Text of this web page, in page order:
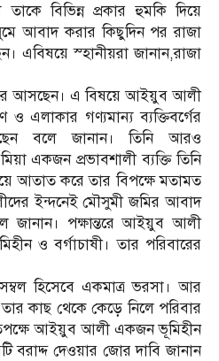
বিভিন্ন প্রকার হুমকি দিয়ে
আবাদ করার কিছুদিন পর রাজা
এবিষয়ে স্হানীয়রা জানান,রাজা
আসছেন। এ বিষয়ে আইয়ুব আলী
এলাকার গণ্যমান্য ব্যক্তিবর্গের
বলে জানান। তিনি আরও
একজন প্রভাবশালী ব্যক্তি তিনি
আতাত করে তার বিপক্ষে মতামত
ইন্দনেই মৌসুমী জমির আবাদ
জানান। পক্ষান্তরে আইয়ুব আলী
ও বর্গাচাষী। তার পরিবারের
হিসেবে একমাত্র ভরসা। আর
কাছ থেকে কেড়ে নিলে পরিবার
আইয়ুব আলী একজন ভূমিহীন
বরাদ্দ দেওয়ার জোর দাবি জানান